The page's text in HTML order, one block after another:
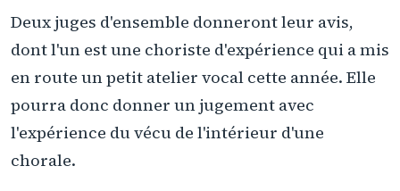
Deux juges d'ensemble donneront leur avis,
dont l'un est une choriste d'expérience qui a mis
en route un petit atelier vocal cette année. Elle
pourra donc donner un jugement avec
l'expérience du vécu de l'intérieur d'une
chorale.